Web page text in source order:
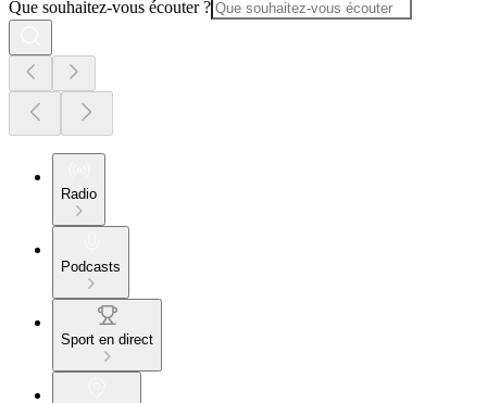
Que souhaitez-vous écouter ?
Radio
Podcasts
Sport en direct